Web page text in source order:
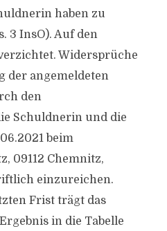
haben zu
3 InsO). Auf den
Widersprüche
der angemeldeten
den
Schuldnerin und die
beim
09112 Chemnitz,
einzureichen.
Frist trägt das
in die Tabelle